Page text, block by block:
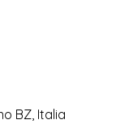
BZ, Italia